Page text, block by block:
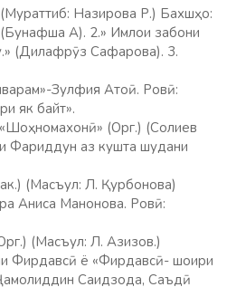
Назирова Р.) Бахшҳо:
(Бунафша А). 2.» Имлои забони
(Дилафрӯз Сафарова). 3.
Зулфия Атоӣ. Ровӣ:
як байт».
(Орг.) (Солиев
Фариддун аз кушта шудани
(Масъул: Л. Қурбонова)
Аниса Манонова. Ровӣ:
(Масъул: Л. Азизов.)
Фирдавсӣ ё «Фирдавсӣ- шоири
Саидзода, Саъдӣ